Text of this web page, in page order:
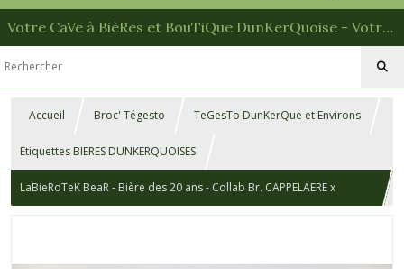
Votre CaVe à BièRes et BouTiQue DunKerQuoise - Votre Spécialiste des Paniers Garnis
Accueil Broc' Tégesto TeGesTo DunKerQue et Environs
Etiquettes BIERES DUNKERQUOISES
LaBieRoTeK BeaR - Bière des 20 ans - Collab Br. CAPPELAERE x